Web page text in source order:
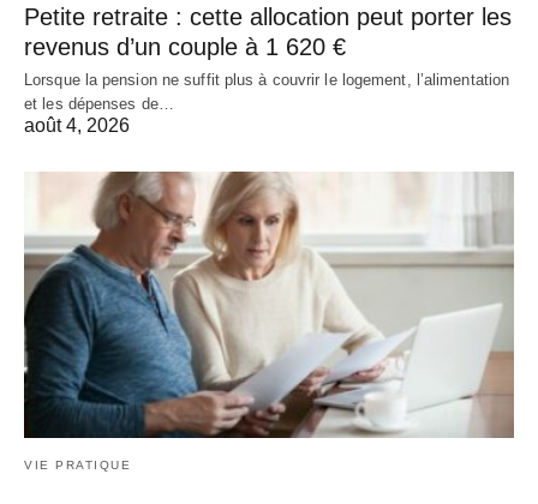
Petite retraite : cette allocation peut porter les
revenus d’un couple à 1 620 €
Lorsque la pension ne suffit plus à couvrir le logement, l’alimentation
et les dépenses de…
août 4, 2026
VIE PRATIQUE